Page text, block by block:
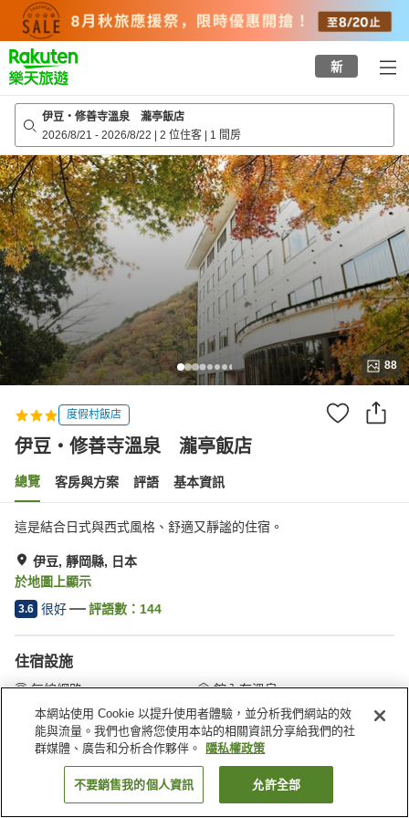
top
page
新
伊豆・修善寺溫泉 瀧亭飯店
2026/8/21 - 2026/8/22 | 2 位住客 | 1 間房
88
度假村飯店
伊豆・修善寺溫泉 瀧亭飯店
總覽 客房與方案 評語 基本資訊
這是結合日式與西式風格、舒適又靜謐的住宿。
伊豆, 靜岡縣, 日本
於地圖上顯示
3.6 很好 評語數： 144
住宿設施
無線網路
館內有溫泉
按摩浴缸
餐廳
首頁 日本 靜岡縣 伊豆 伊豆・修善寺溫泉 瀧亭飯店
找客房
本網站使用 Cookie 以提升使用者體驗，並分析我們網站的效
能與流量。我們也會將您使用本站的相關資訊分享給我們的社
群媒體、廣告和分析合作夥伴。
隱私權政策
不要銷售我的個人資訊 允許全部